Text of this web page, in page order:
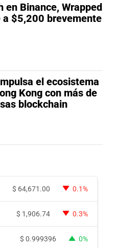
en Binance, Wrapped
a $5,200 brevemente
el ecosistema
Kong con más de
blockchain
$ 64,671.00 0.1%
$ 1,906.74 0.3%
$ 0.999396 0%